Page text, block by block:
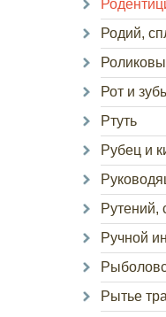
Родий,
Рот и
Ртуть
Рубец и
Рутений,
Ручной
Рытье